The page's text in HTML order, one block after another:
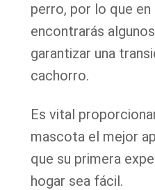
perro, por lo que
encontrarás
garantizar una
cachorro.
Es vital
mascota el mejor
que su primera
hogar sea fácil.